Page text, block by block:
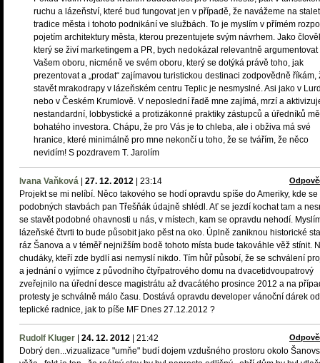
ruchu a lázeňství, které bud fungovat jen v případě, že navážeme na
tradice města i tohoto podnikání ve službách. To je myslím v přímém
pojetím architektury města, kterou prezentujete svým návrhem. Jako
který se živí marketingem a PR, bych nedokázal relevantně argumentovat
Vašem oboru, nicméně ve svém oboru, který se dotýká právě toho, jak
prezentovat a „prodat“ zajímavou turistickou destinaci zodpovědně říkám,
stavět mrakodrapy v lázeňském centru Teplic je nesmyslné. Asi jako v
nebo v Českém Krumlově. V neposlední řadě mne zajímá, mrzí a
nestandardní, lobbystické a protizákonné praktiky zástupců a úředníků
bohatého investora. Chápu, že pro Vás je to chleba, ale i obživa má své
hranice, které minimálně pro mne nekončí u toho, že se tvářím, že něco
nevidím! S pozdravem T. Jarolím
Ivana Vaňková 27. 12. 2012 23:14
Projekt se mi nelíbí. Něco takového se hodí opravdu spíše do Ameriky, kde se
podobných stavbách pan Třešňák údajně shlédl. Ať se jezdí kochat tam a
se stavět podobné ohavnosti u nás, v místech, kam se opravdu nehodí.
lázeňské čtvrti to bude působit jako pěst na oko. Úplně zaniknou historické
ráz Šanova a v téměř nejnižším bodě tohoto místa bude takováhle věž stínit.
chudáky, kteří zde bydlí asi nemyslí nikdo. Tím hůř působí, že se schválení
a jednání o vyjímce z původního čtyřpatrového domu na dvacetidvoupatrový
zveřejnilo na úřední desce magistrátu až dvacátého prosince 2012 a na
protesty je schválně málo času. Dostává opravdu developer vánoční dárek od
teplické radnice, jak to píše MF Dnes 27.12.2012 ?
Rudolf Kluger 24. 12. 2012 21:42
Dobrý den...vizualizace "umňe" budí dojem vzdušného prostoru okolo